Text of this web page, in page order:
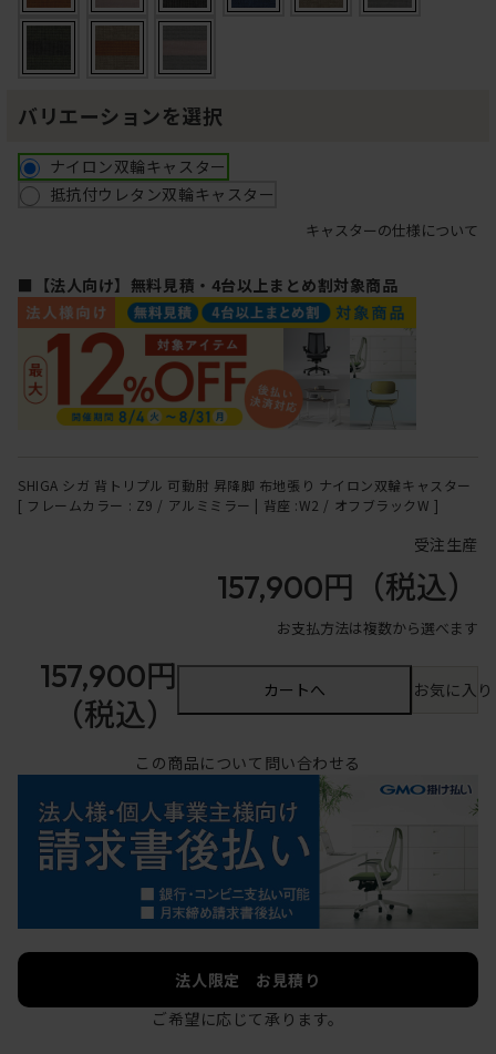
バリエーションを選択
ナイロン双輪キャスター
抵抗付ウレタン双輪キャスター
キャスターの仕様について
■【法人向け】無料見積・4台以上まとめ割対象商品
SHIGA シガ 背トリプル 可動肘 昇降脚 布地張り ナイロン双輪キャスター
[ フレームカラー : Z9 / アルミミラー | 背座 :W2 / オフブラックW ]
受注生産
157,900円 （税込）
お支払方法は複数から選べます
157,900円
（税込）
カートへ お気に入
この商品について問い合わせる
法人限定 お見積り
ご希望に応じて承ります。